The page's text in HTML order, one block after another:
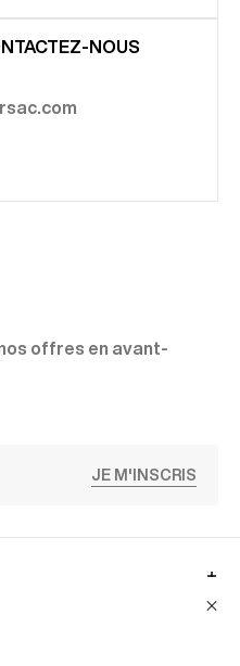
NOUS
offres en avant-
JE M'INSCRIS